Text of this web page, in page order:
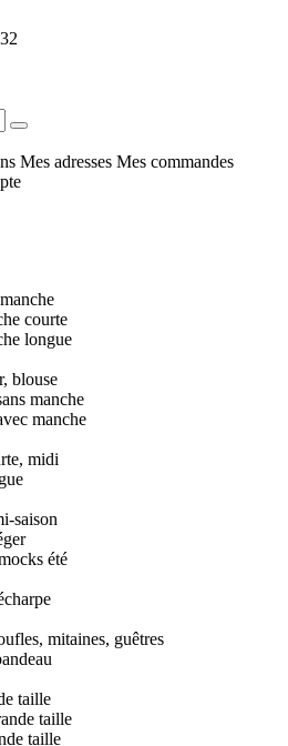
Mes adresses Mes commandes
courte
longue
blouse
manche
manche
midi
saison
été
mitaines, guêtres
taille
taille
taille